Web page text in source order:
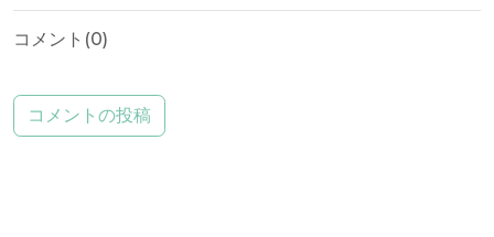
コメント(0)
コメントの投稿